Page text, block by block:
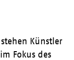
Künstler
Fokus des